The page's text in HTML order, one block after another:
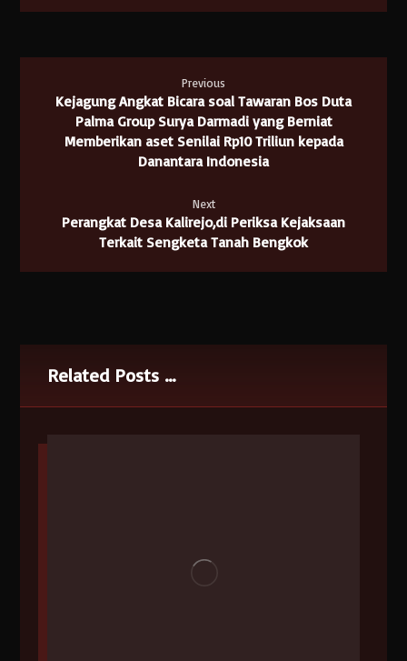
Previous
Kejagung Angkat Bicara soal Tawaran Bos Duta
Palma Group Surya Darmadi yang Berniat
Memberikan aset Senilai Rp10 Triliun kepada
Danantara Indonesia
Next
Perangkat Desa Kalirejo,di Periksa Kejaksaan
Terkait Sengketa Tanah Bengkok
Related Posts ...